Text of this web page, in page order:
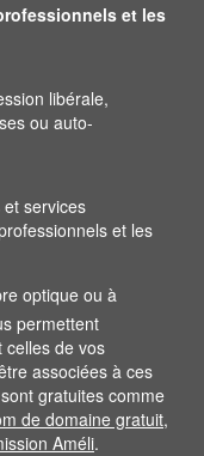
et les
libérale,
ou auto-
services
et les
optique ou à
permettent
celles de vos
associées à ces
gratuites comme
de domaine gratuit,
Améli.